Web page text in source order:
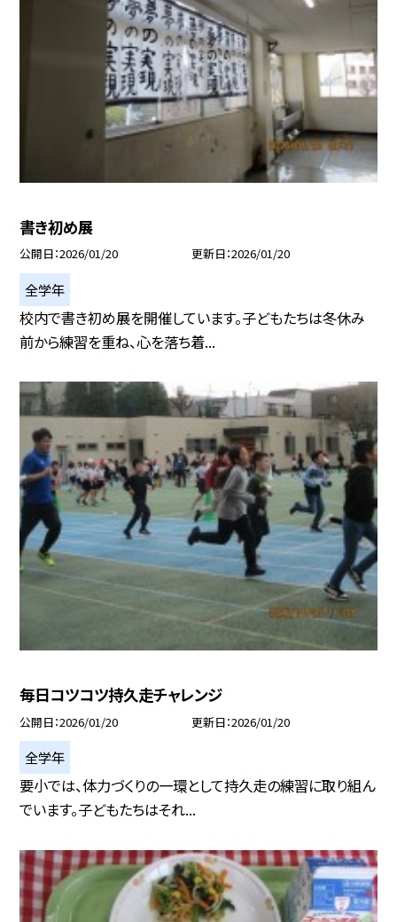
書き初め展
公開日 2026/01/20 更新日 2026/01/20
全学年
校内で書き初め展を開催しています。子どもたちは冬休み
前から練習を重ね、心を落ち着...
毎日コツコツ持久走チャレンジ
公開日 2026/01/20 更新日 2026/01/20
全学年
要小では、体力づくりの一環として持久走の練習に取り組ん
でいます。子どもたちはそれ...